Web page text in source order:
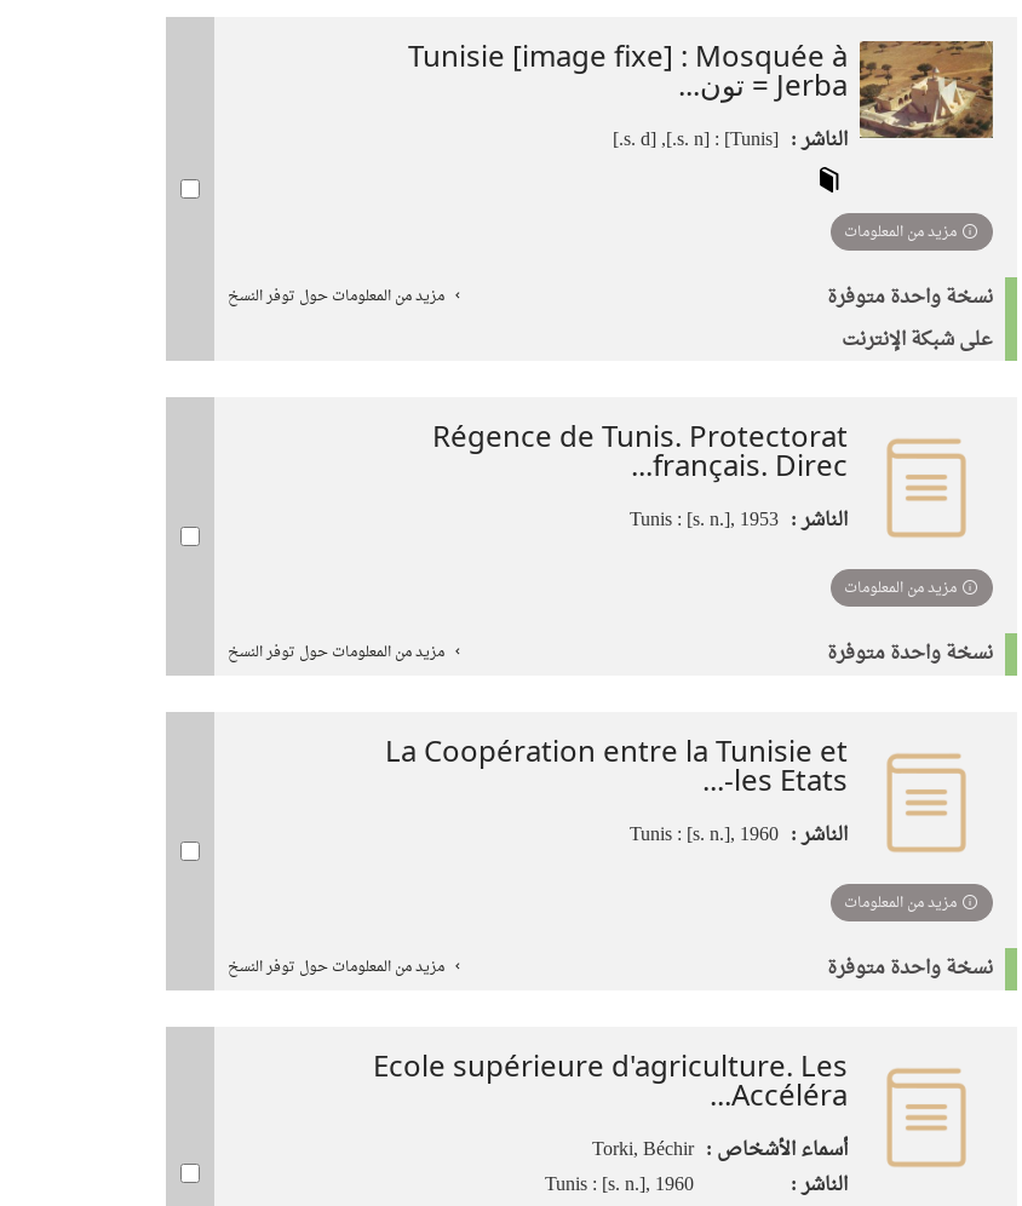
Tunisie [image fixe] : Mosquée à
Jerba = تون...
الناشر : [Tunis] : [s. n.], [s. d.]
مزيد من المعلومات
نسخة واحدة متوفرة مزيد من المعلومات حول توفر النسخ
على شبكة الإنترنت
Régence de Tunis. Protectorat
français. Direc...
الناشر : Tunis : [s. n.], 1953
مزيد من المعلومات
نسخة واحدة متوفرة مزيد من المعلومات حول توفر النسخ
La Coopération entre la Tunisie et
les Etats-...
الناشر : Tunis : [s. n.], 1960
مزيد من المعلومات
نسخة واحدة متوفرة مزيد من المعلومات حول توفر النسخ
Ecole supérieure d'agriculture. Les
Accéléra...
أسماء الأشخاص : Torki, Béchir
الناشر :
Tunis : [s. n.], 1960